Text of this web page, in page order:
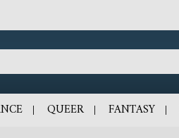
QUEER FANTASY